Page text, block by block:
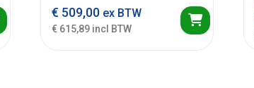
€ 509,00 ex BTW
€ 615,89 incl BTW